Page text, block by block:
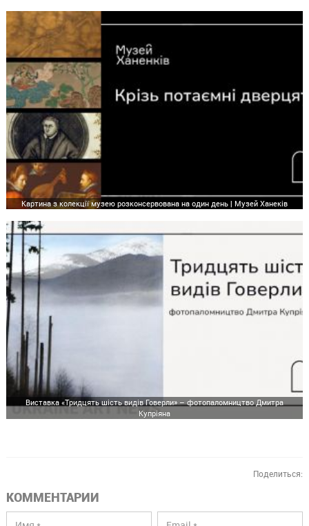
Картина з колекції музею розконсервована на один день | Музей Ханеків
Виставка «Тридцять шість видів Говерли» – фотопаломництво Дмитра
Купріяна
Поделиться:
КОММЕНТАРИИ